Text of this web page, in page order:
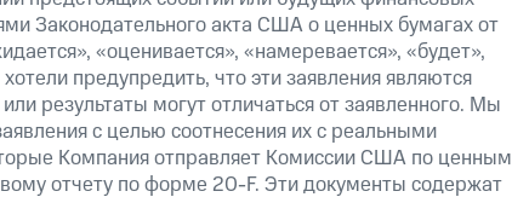
Законодательного акта США о ценных бумагах от
«оценивается», «намеревается», «будет»,
предупредить, что эти заявления являются
результаты могут отличаться от заявленного. Мы
с целью соотнесения их с реальными
Компания отправляет Комиссии США по ценным
отчету по форме 20-F. Эти документы содержат